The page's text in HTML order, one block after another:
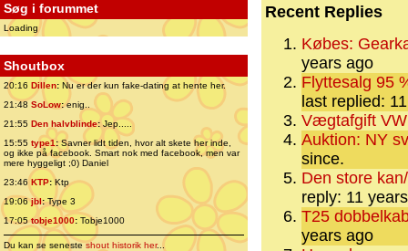
Søg i forummet
Loading
Shoutbox
20:16 Dillen: Nu er der kun fake-dating at hente her.
21:48 SoLow:enig..
21:55 Den halvblinde:Jep.....
15:55 type1:Savner lidt tiden, hvor alt skete her inde,
og ikke på facebook. Smart nok med facebook, men var
mere hyggeligt ;0) Daniel
23:46 KTP:Ktp
19:06jbl:Type 3
17:05tobje1000: Tobje1000
Du kan se senesteshout historik her...
Recent Replies
Købes:
years ago
Flyttesalg 95
last replied:
Vægtafgift
Auktion: NY
since.
Den store
reply: 11
T25
years ago